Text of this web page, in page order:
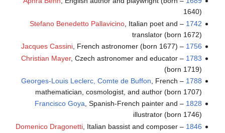
1640)
1742
–
Stefano Benedetto Pallavicino, Italian poet and
translator (born 1672)
1756
–
Jacques Cassini, French astronomer (born 1677)
1783
–
Christian Mayer, Czech astronomer and educator
(born 1719)
1788
–
Georges-Louis Leclerc, Comte de Buffon , French
mathematician, cosmologist, and author (born 1707)
1828
–
Francisco Goya, Spanish-French painter and
illustrator (born 1746)
1846
–
Domenico Dragonetti, Italian bassist and composer